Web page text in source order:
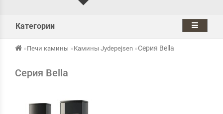
Категории
Печи камины Камины Jydepejsen Cерия Bella
Cерия Bella